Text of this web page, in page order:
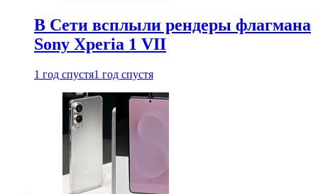
В Сети всплыли рендеры флагмана
Sony Xperia 1 VII
1 год спустя1 год спустя